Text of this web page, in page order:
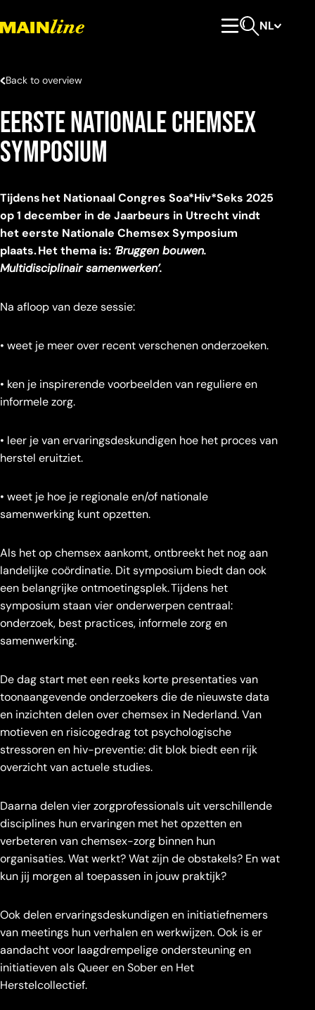
NL
Back to overview
Eerste Nationale Chemsex
Symposium
Tijdens het Nationaal Congres Soa*Hiv*Seks 2025
op 1 december in de Jaarbeurs in Utrecht vindt
het eerste Nationale Chemsex Symposium
plaats. Het thema is: ‘Bruggen bouwen.
Multidisciplinair samenwerken’.
Na afloop van deze sessie:
• weet je meer over recent verschenen onderzoeken.
• ken je inspirerende voorbeelden van reguliere en
informele zorg.
• leer je van ervaringsdeskundigen hoe het proces van
herstel eruitziet.
• weet je hoe je regionale en/of nationale
samenwerking kunt opzetten.
Als het op chemsex aankomt, ontbreekt het nog aan
landelijke coördinatie. Dit symposium biedt dan ook
een belangrijke ontmoetingsplek. Tijdens het
symposium staan vier onderwerpen centraal:
onderzoek, best practices, informele zorg en
samenwerking.
De dag start met een reeks korte presentaties van
toonaangevende onderzoekers die de nieuwste data
en inzichten delen over chemsex in Nederland. Van
motieven en risicogedrag tot psychologische
stressoren en hiv-preventie: dit blok biedt een rijk
overzicht van actuele studies.
Daarna delen vier zorgprofessionals uit verschillende
disciplines hun ervaringen met het opzetten en
verbeteren van chemsex-zorg binnen hun
organisaties. Wat werkt? Wat zijn de obstakels? En wat
kun jij morgen al toepassen in jouw praktijk?
Ook delen ervaringsdeskundigen en initiatiefnemers
van meetings hun verhalen en werkwijzen. Ook is er
aandacht voor laagdrempelige ondersteuning en
initiatieven als Queer en Sober en Het
Herstelcollectief.